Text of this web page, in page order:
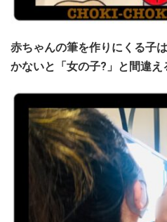
赤ちゃんの筆を作りにくる子
かないと「女の子?」と間違